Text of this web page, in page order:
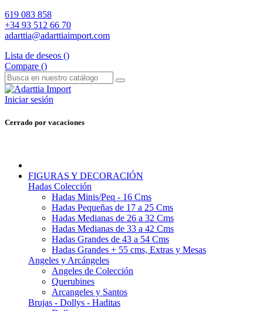
619 083 858
+34 93 512 66 70
adarttia@adarttiaimport.com
Lista de deseos ()
Compare ()
Iniciar sesión
Cerrado por vacaciones
FIGURAS Y DECORACIÓN
Hadas Colección
Hadas Minis/Peq - 16 Cms
Hadas Pequeñas de 17 a 25 Cms
Hadas Medianas de 26 a 32 Cms
Hadas Medianas de 33 a 42 Cms
Hadas Grandes de 43 a 54 Cms
Hadas Grandes + 55 cms, Extras y Mesas
Angeles y Arcángeles
Angeles de Colección
Querubines
Arcangeles y Santos
Brujas - Dollys - Haditas